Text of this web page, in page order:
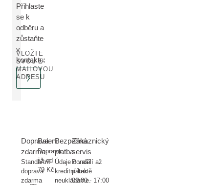
Přihlaste
se k
odběru a
zůstaňte
v
kontaktu:
VLOŽTE
SVOU E-
MAILOVOU
ADRESU
Doprava
zdarma
Standartní
doprava
zdarma
Balení
Doprava
již od
79 Kč
Bezpečná
platba
Údaje o vaší
kreditní kartě
neukládáme.
Zákaznický
servis
Pondělí až
pátek
09:00 - 17:00